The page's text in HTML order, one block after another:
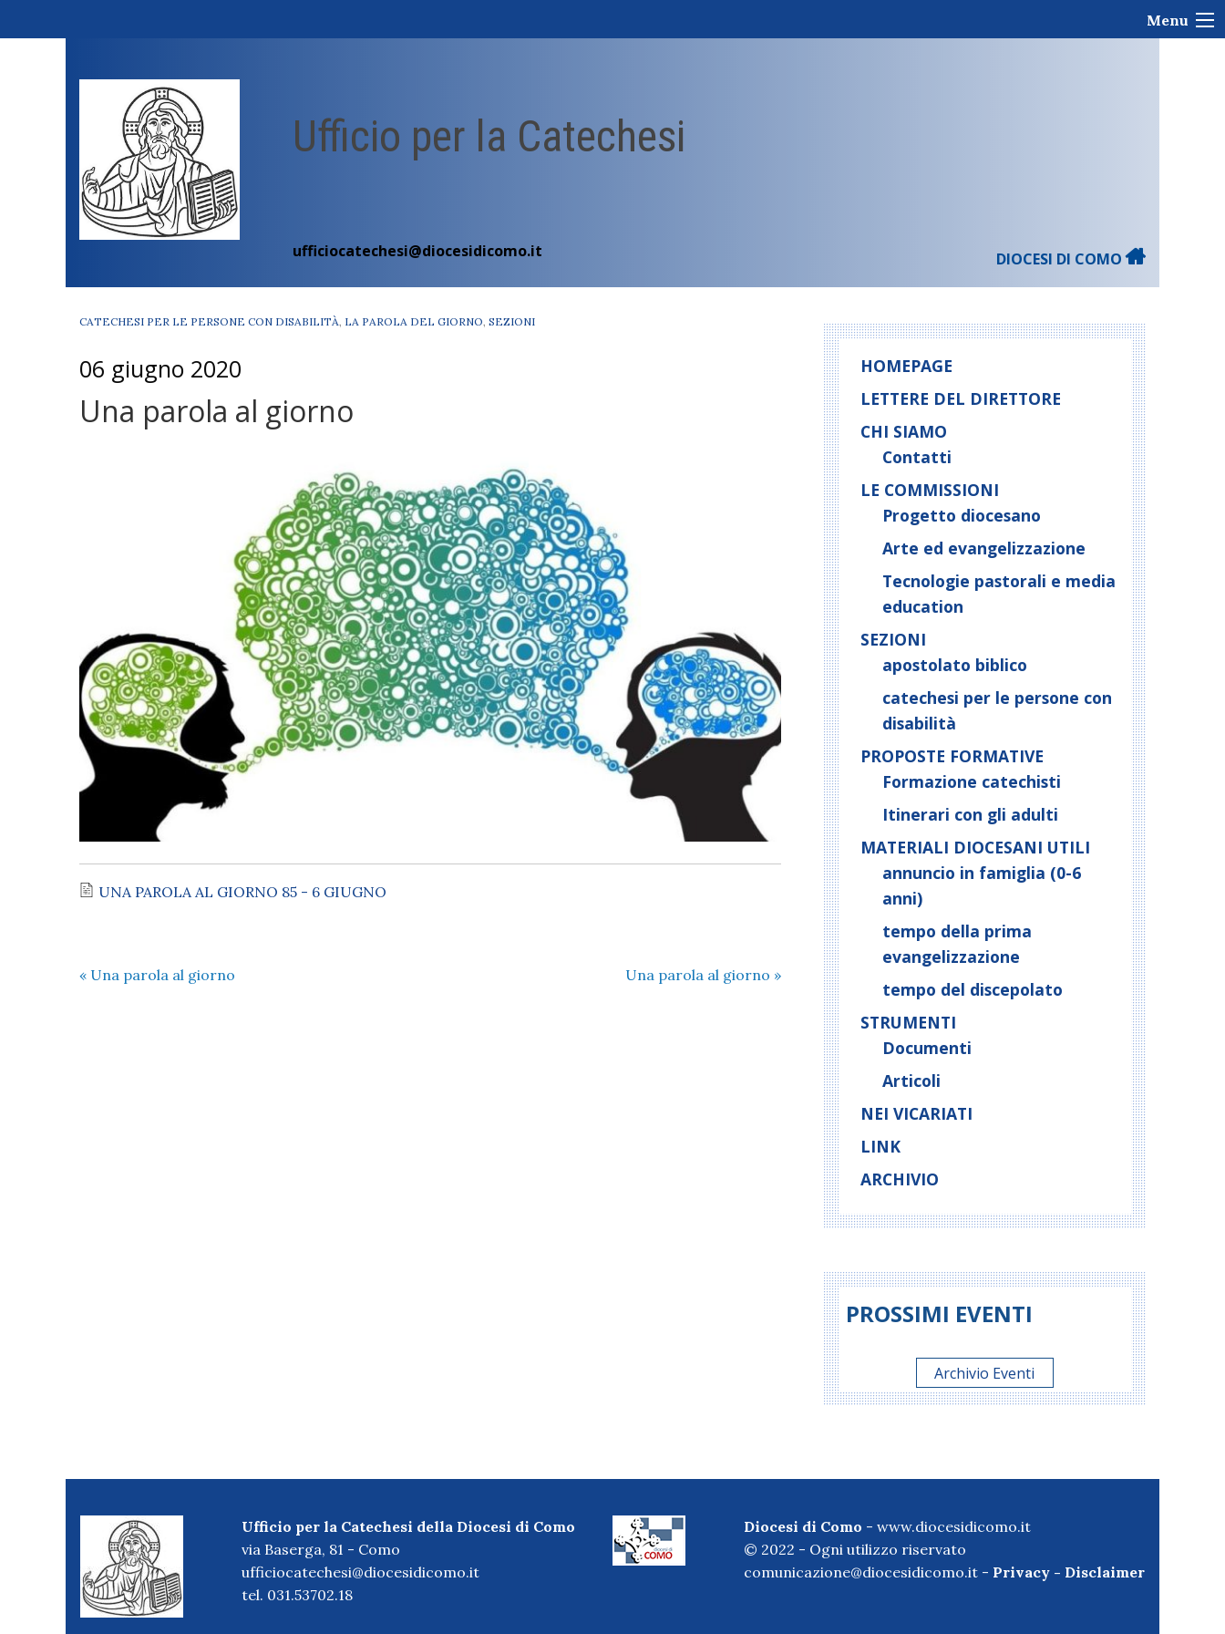
Menu
Ufficio per la Catechesi
ufficiocatechesi@diocesidicomo.it DIOCESI DI COMO
CATECHESI PER LE PERSONE CON DISABILITÀ LA PAROLA DEL GIORNO SEZIONI
06 giugno 2020
Una parola al giorno
UNA PAROLA AL GIORNO 85 - 6 GIUGNO
« Una parola al giorno Una parola al giorno »
HOMEPAGE
LETTERE DEL DIRETTORE
CHI SIAMO
Contatti
LE COMMISSIONI
Progetto diocesano
Arte ed evangelizzazione
Tecnologie pastorali e media
education
SEZIONI
apostolato biblico
catechesi per le persone con
disabilità
PROPOSTE FORMATIVE
Formazione catechisti
Itinerari con gli adulti
MATERIALI DIOCESANI UTILI
annuncio in famiglia (0-6
anni)
tempo della prima
evangelizzazione
tempo del discepolato
STRUMENTI
Documenti
Articoli
NEI VICARIATI
LINK
ARCHIVIO
PROSSIMI EVENTI
Archivio Eventi
Ufficio per la Catechesi della Diocesi di Como
via Baserga, 81 - Como
ufficiocatechesi@diocesidicomo.it
tel. 031.53702.18
Diocesi di Como - www.diocesidicomo.it
© 2022 - Ogni utilizzo riservato
comunicazione@diocesidicomo.it - Privacy - Disclaimer